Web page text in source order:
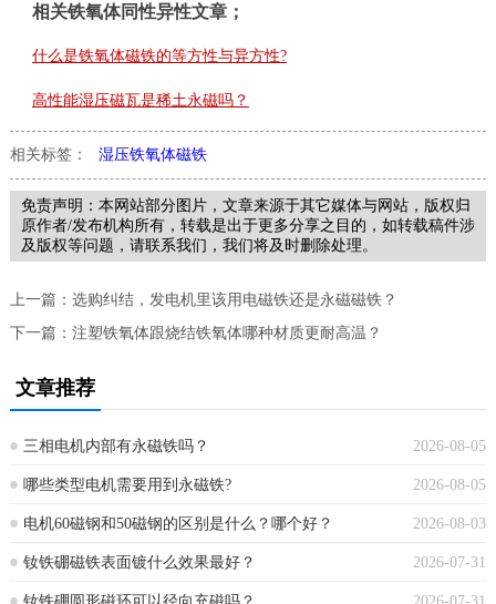
相关铁氧体同性异性文章；
什么是铁氧体磁铁的等方性与异方性?
高性能湿压磁瓦是稀土永磁吗？
相关标签： 湿压铁氧体磁铁
免责声明：本网站部分图片，文章来源于其它媒体与网站，版权归
原作者/发布机构所有，转载是出于更多分享之目的，如转载稿件涉
及版权等问题，请联系我们，我们将及时删除处理。
上一篇： 选购纠结，发电机里该用电磁铁还是永磁磁铁？
下一篇： 注塑铁氧体跟烧结铁氧体哪种材质更耐高温？
文章推荐
2026-08-05
三相电机内部有永磁铁吗？
2026-08-05
哪些类型电机需要用到永磁铁?
2026-08-03
电机60磁钢和50磁钢的区别是什么？哪个好？
2026-07-31
钕铁硼磁铁表面镀什么效果最好？